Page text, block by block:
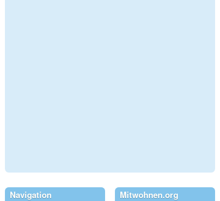
Navigation Mitwohnen.org